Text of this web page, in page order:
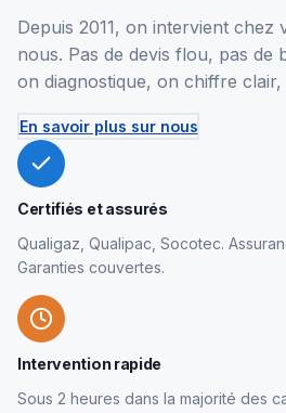
Depuis 2011, on intervient chez
nous. Pas de devis flou, pas de
on diagnostique, on chiffre
En savoir plus sur nous
Certifiés et assurés
Qualigaz, Qualipac, Socotec.
Garanties couvertes.
Intervention rapide
Sous 2 heures dans la majorité des